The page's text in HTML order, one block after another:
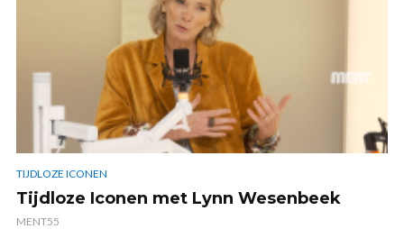
TIJDLOZE ICONEN
Tijdloze Iconen met Lynn Wesenbeek
MENT55